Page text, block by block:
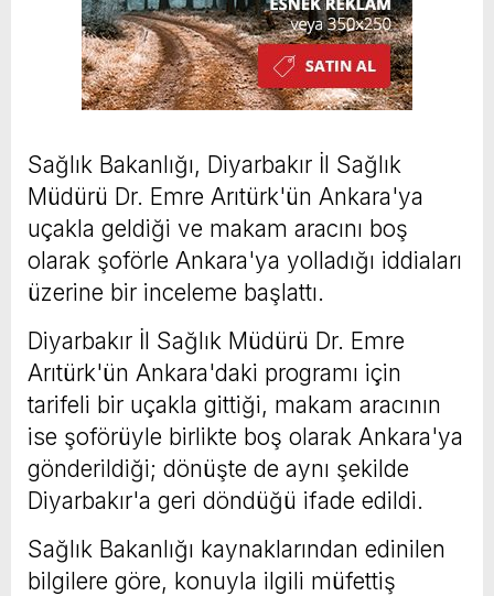
Sağlık Bakanlığı, Diyarbakır İl Sağlık
Müdürü Dr. Emre Arıtürk'ün Ankara'ya
uçakla geldiği ve makam aracını boş
olarak şoförle Ankara'ya yolladığı iddiaları
üzerine bir inceleme başlattı.
Diyarbakır İl Sağlık Müdürü Dr. Emre
Arıtürk'ün Ankara'daki programı için
tarifeli bir uçakla gittiği, makam aracının
ise şoförüyle birlikte boş olarak Ankara'ya
gönderildiği; dönüşte de aynı şekilde
Diyarbakır'a geri döndüğü ifade edildi.
Sağlık Bakanlığı kaynaklarından edinilen
bilgilere göre, konuyla ilgili müfettiş